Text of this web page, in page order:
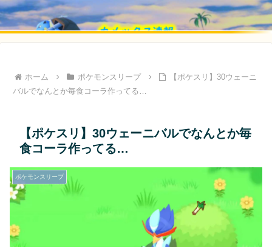
ホーム ポケモンスリープ
【ポケスリ】30ウェーニ
バルでなんとか毎食コーラ作ってる…
【ポケスリ】30ウェーニバルでなんとか毎
食コーラ作ってる…
ポケモンスリープ